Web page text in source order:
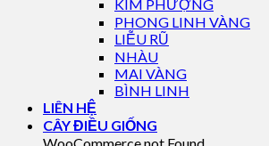
KIM PHƯỢNG
PHONG LINH VÀNG
LIỄU RŨ
NHÀU
MAI VÀNG
BÌNH LINH
LIÊN HỆ
CÂY ĐIỀU GIỐNG